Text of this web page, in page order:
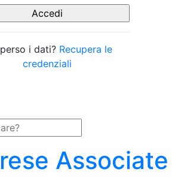
i dati? Recupera le
credenziali
Associate